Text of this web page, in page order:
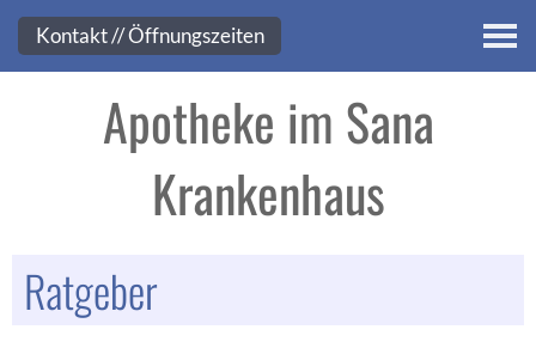
Kontakt
Apotheke im Sana
Krankenhaus
Ratgeber
Kontakt // Öffnungszeiten